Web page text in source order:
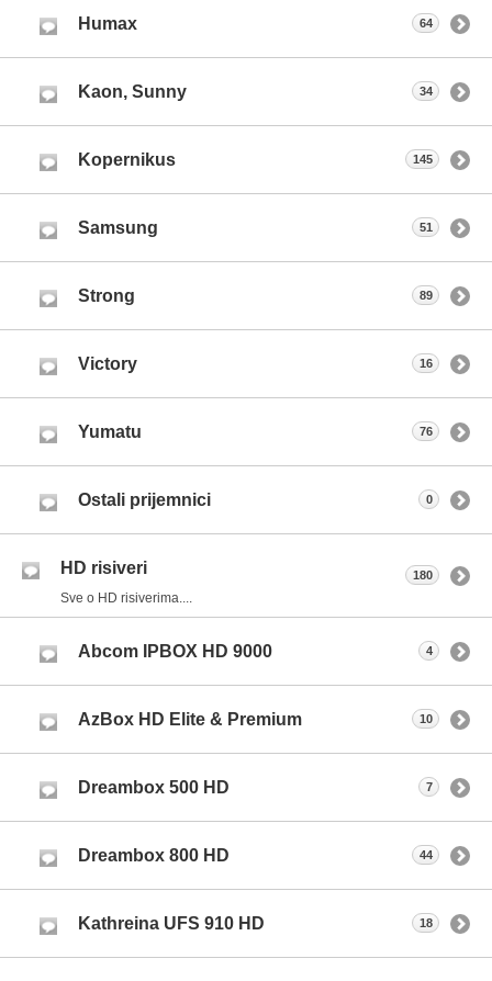
Humax 64
Kaon, Sunny 34
Kopernikus 145
Samsung 51
Strong 89
Victory 16
Yumatu 76
Ostali prijemnici 0
HD risiveri
Sve o HD risiverima....
180
Abcom IPBOX HD 9000 4
AzBox HD Elite & Premium 10
Dreambox 500 HD 7
Dreambox 800 HD 44
Kathreina UFS 910 HD 18